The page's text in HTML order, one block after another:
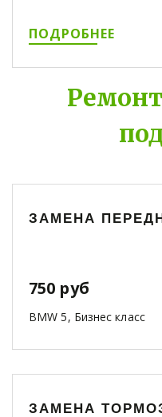
ПОДРОБНЕЕ
ЗАМЕНА
750 руб
BMW 5, Бизнес класс
ЗАМЕНА